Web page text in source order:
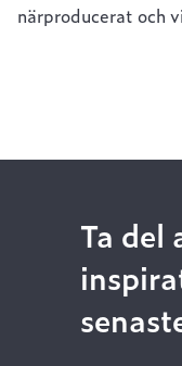
närproducerat och
Ta del